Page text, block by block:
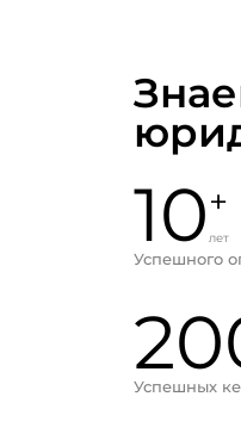
10+
лет
Успешного
Успешных